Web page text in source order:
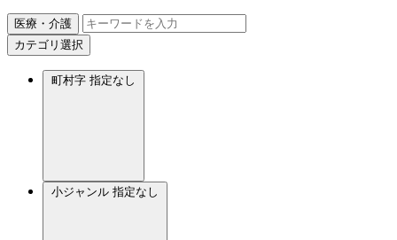
医療・介護
カテゴリ選択
町村字 指定なし
小ジャンル 指定なし